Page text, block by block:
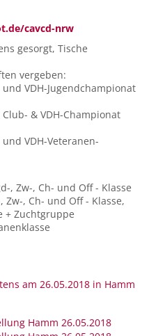
cavcd-nrw
gesorgt, Tische
vergeben:
VDH-Jugendchampionat
& VDH-Championat
VDH-Veteranen-
, Zw-, Ch- und Off - Klasse
, Ch- und Off - Klasse,
+ Zuchtgruppe
am 26.05.2018 in Hamm
Hamm 26.05.2018